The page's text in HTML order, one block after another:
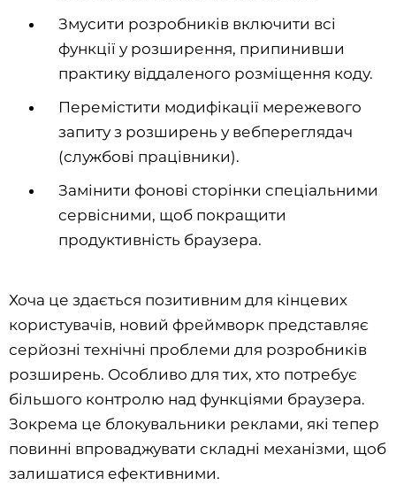
Змусити розробників включити всі
функції у розширення, припинивши
практику віддаленого розміщення коду.
Перемістити модифікації мережевого
запиту з розширень у вебпереглядач
(службові працівники).
Замінити фонові сторінки спеціальними
сервісними, щоб покращити
продуктивність браузера.
Хоча це здається позитивним для кінцевих
користувачів, новий фреймворк представляє
серйозні технічні проблеми для розробників
розширень. Особливо для тих, хто потребує
більшого контролю над функціями браузера.
Зокрема це блокувальники реклами, які тепер
повинні впроваджувати складні механізми, щоб
залишатися ефективними.